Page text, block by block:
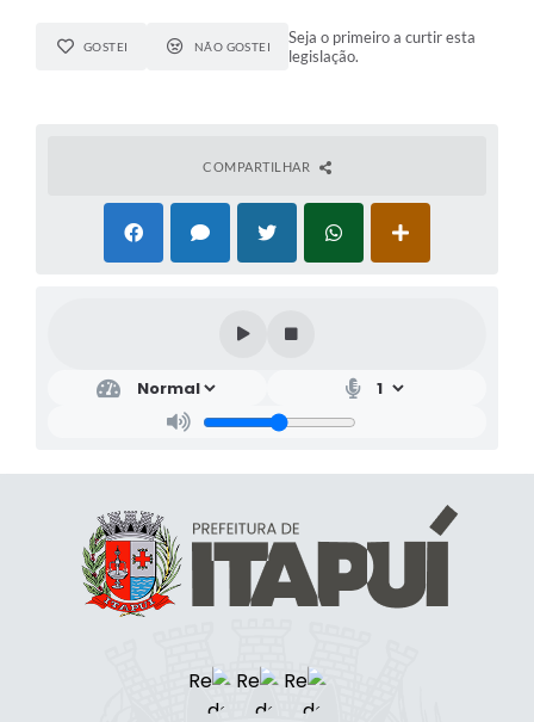
GOSTEI NÃO GOSTEI
Seja o primeiro a curtir esta
legislação.
COMPARTILHAR